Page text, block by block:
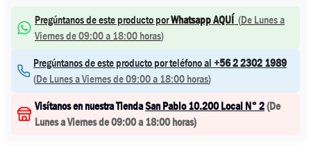
Pregúntanos de este producto porWhatsapp AQUÍ (De Lunes a
Viernes de 09:00 a 18:00 horas)
Pregúntanos de este producto por teléfono al+56 2 2302 1989
(De Lunes a Viernes de 09:00 a 18:00 horas)
Visítanos en nuestra TiendaSan Pablo 10.200 Local N° 2(De
Lunes a Viernes de 09:00 a 18:00 horas)